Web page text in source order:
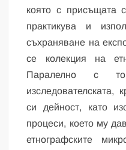
която с присъщата
практикува и
съхраняване на
се колекция на
Паралелно с
изследователската,
си дейност, като
процеси, което му
етнографските